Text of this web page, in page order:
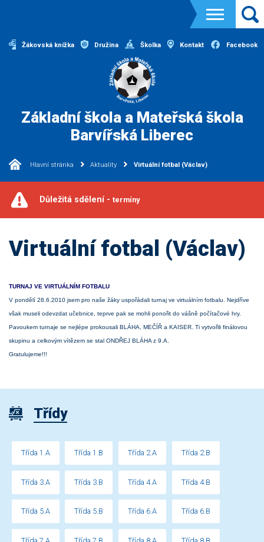
Žákovská knížka Družina Školka Kontakt Facebook
Základní škola a Mateřská škola
Barvířská Liberec
Hlavní stránka Aktuality Virtuální fotbal (Václav)
Důležitá sdělení - termíny
Virtuální fotbal (Václav)
TURNAJ VE VIRTUÁLNÍM FOTBALU
V pondělí 28.6.2010 jsem pro naše žáky uspořádali turnaj ve virtuálním fotbalu. Nejdříve
však museli odevzdat učebnice, teprve pak se mohli ponořit do vášně počítačové hry.
Pavoukem turnaje se nejlépe prokousali BLÁHA, MEČÍŘ a KAISER. Ti vytvořili finálovou
skupinu a celkovým vítězem se stal ONDŘEJ BLÁHA z 9.A.
Gratulujeme!!!
Třídy
Třída 1.A Třída 1.B Třída 2.A Třída 2.B
Třída 3.A Třída 3.B Třída 4.A Třída 4.B
Třída 5.A Třída 5.B Třída 6.A Třída 6.B